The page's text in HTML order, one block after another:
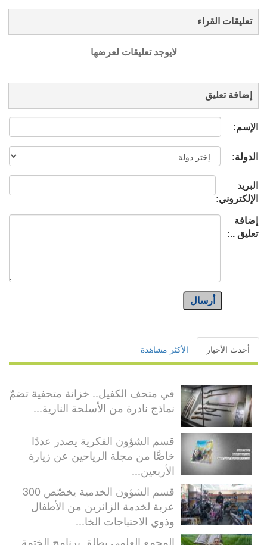
تعليقات القراء
لايوجد تعليقات لعرضها
إضافة تعليق
الإسم:
الدولة:
البريد
الإلكتروني:
إضافة
تعليق ..:
أرسال
أحدث الأخبار الأكثر مشاهدة
في متحف الكفيل.. خزانة متحفية تضمّ
نماذج نادرة من الأسلحة النارية...
قسم الشؤون الفكرية يصدر عددًا
خاصًّا من مجلة الرياحين عن زيارة
الأربعين...
قسم الشؤون الخدمية يخصّص 300
عربة لخدمة الزائرين من الأطفال
وذوي الاحتياجات الخا...
المجمع العلمي يطلق برنامج الختمة